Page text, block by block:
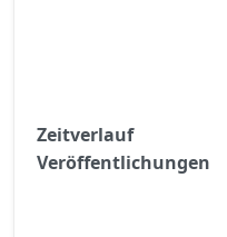
Zeitverlauf
Veröffentlichungen